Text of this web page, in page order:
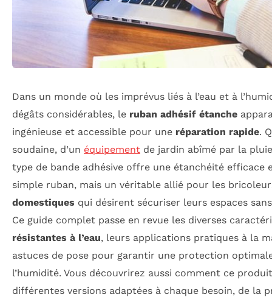
Dans un monde où les imprévus liés à l’eau et à
dégâts considérables, le ruban adhésif étanche
ingénieuse et accessible pour une réparation rapide.
soudaine, d’un équipement de jardin abîmé par la
type de bande adhésive offre une étanchéité efficace
simple ruban, mais un véritable allié pour les
domestiques qui désirent sécuriser leurs espaces
Ce guide complet passe en revue les diverses
résistantes à l’eau, leurs applications pratiques à la
astuces de pose pour garantir une protection
l’humidité. Vous découvrirez aussi comment ce
différentes versions adaptées à chaque besoin, de la